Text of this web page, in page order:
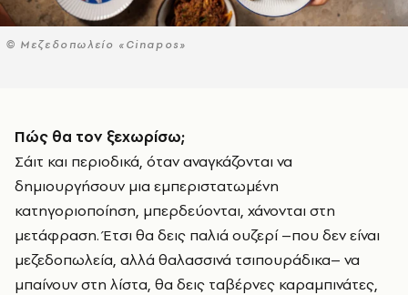
© Μεζεδοπωλείο «Cinapos»
Πώς θα τον ξεχωρίσω;
Σάιτ και περιοδικά, όταν αναγκάζονται να
δημιουργήσουν μια εμπεριστατωμένη
κατηγοριοποίηση, μπερδεύονται, χάνονται στη
μετάφραση. Έτσι θα δεις παλιά ουζερί –που δεν είναι
μεζεδοπωλεία, αλλά θαλασσινά τσιπουράδικα– να
μπαίνουν στη λίστα, θα δεις ταβέρνες καραμπινάτες,